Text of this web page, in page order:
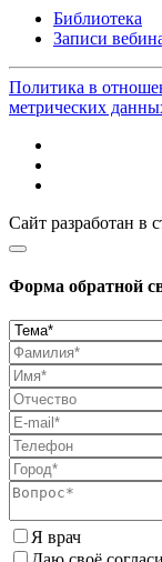
Библиотека
Записи
Политика в
метрических
Сайт разработан в
Форма обратной
Я врач